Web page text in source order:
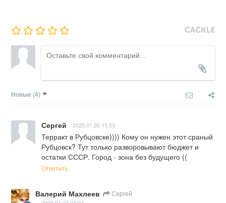
Новые (4)
Сергей 2025.01.26 15:53
Терракт в Рубцовске)))) Кому он нужен этот сраный
Рубцовск? Тут только разворовывают бюджет и
остатки СССР. Город - зона без будущего ((
Ответить
Валерий Махлеев Сергей